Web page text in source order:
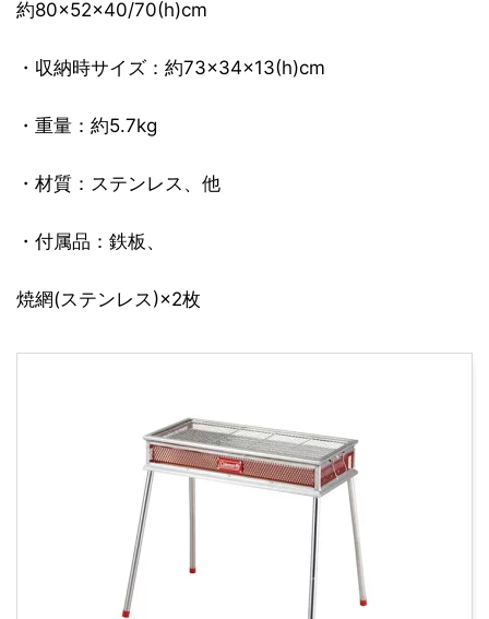
約80×52×40/70(h)cm
・収納時サイズ：約73×34×13(h)cm
・重量：約5.7kg
・材質：ステンレス、他
・付属品：鉄板、
焼網(ステンレス)×2枚